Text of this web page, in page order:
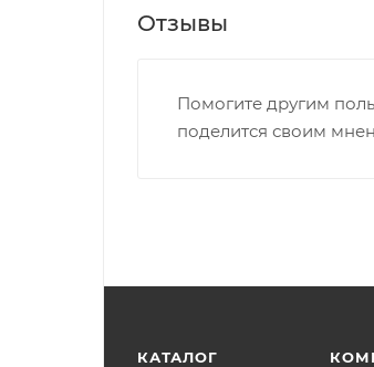
Отзывы
Помогите другим
поделится своим
КАТАЛОГ